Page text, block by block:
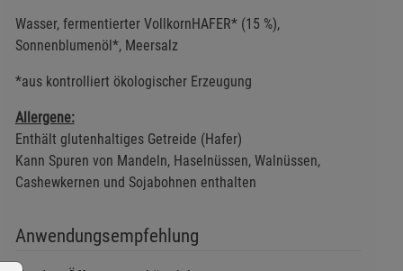
Wasser, fermentierter VollkornHAFER* (15 %),
Sonnenblumenöl*, Meersalz
*aus kontrolliert ökologischer Erzeugung
Allergene:
Enthält glutenhaltiges Getreide (Hafer)
Kann Spuren von Mandeln, Haselnüssen, Walnüssen,
Cashewkernen und Sojabohnen enthalten
Anwendungsempfehlung